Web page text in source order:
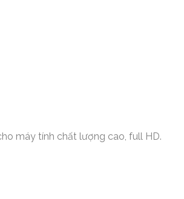
máy tính chất lượng cao, full HD.